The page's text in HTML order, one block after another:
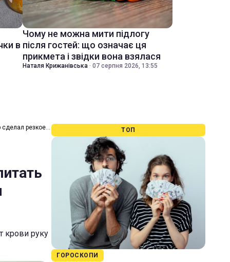
в
Чому не можна мити підлогу
після гостей: що означає ця
прикмета і звідки вона взялася
Наталя Крижанівська · 07 серпня 2026, 13:55
сделал резкое
крови руку
ТОП
ГОРОСКОПИ